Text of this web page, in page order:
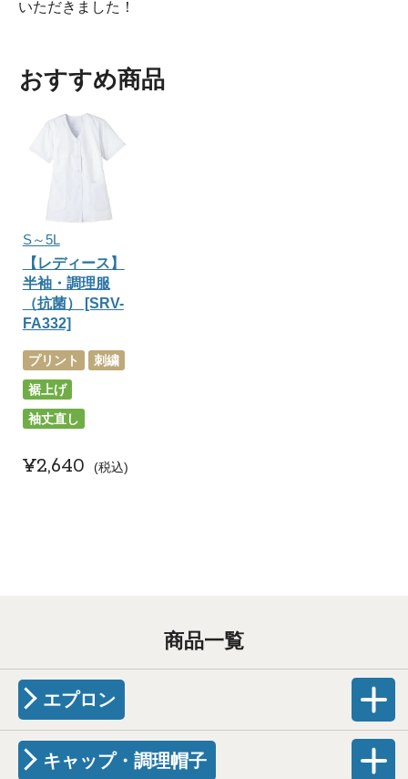
いただきました！
おすすめ商品
S～5L
【レディース】
半袖・調理服
（抗菌） [SRV-
FA332]
プリント
刺繍
裾上げ
袖丈直し
¥2,640 税込
商品一覧
エプロン
キャップ・調理帽子